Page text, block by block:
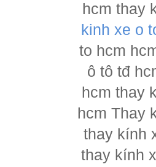
hcm thay
kinh xe o
to hcm
ô tô tđ
hcm thay
hcm Thay
thay kính
thay kính